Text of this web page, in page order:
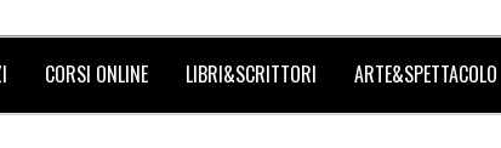
CORSI ONLINE LIBRI&SCRITTORI ARTE&SPETTACOLO